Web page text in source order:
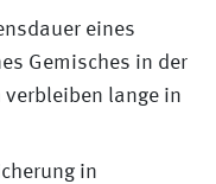
eines
Gemisches in der
lange in
in